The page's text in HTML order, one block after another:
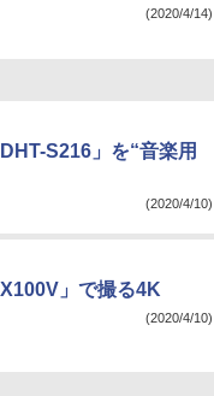
(2020/4/14)
S216」を“音楽用
(2020/4/10)
」で撮る4K
(2020/4/10)